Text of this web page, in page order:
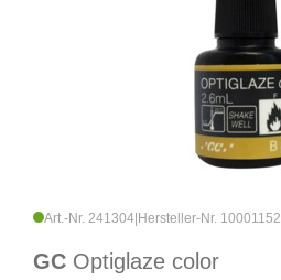
Art.-Nr. 241304 Hersteller-Nr. 10001152
GC Optiglaze color